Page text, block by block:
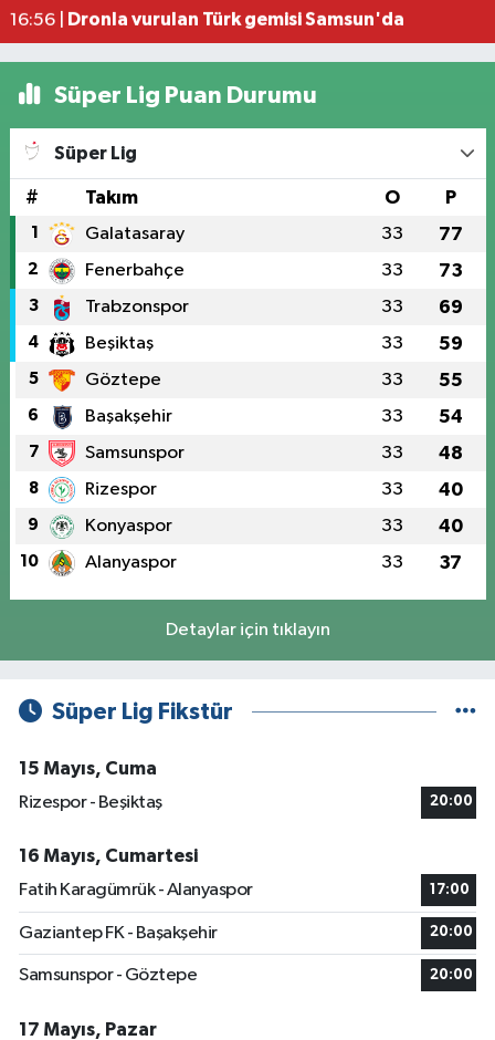
16:56 | Dronla vurulan Türk gemisi Samsun'da
Süper Lig Puan Durumu
Süper Lig
# Takım O P
1 Galatasaray 33 77
2 Fenerbahçe 33 73
3 Trabzonspor 33 69
4 Beşiktaş 33 59
5 Göztepe 33 55
6 Başakşehir 33 54
7 Samsunspor 33 48
8 Rizespor 33 40
9 Konyaspor 33 40
10 Alanyaspor 33 37
Detaylar için tıklayın
Süper Lig Fikstür
15 Mayıs, Cuma
Rizespor - Beşiktaş
20:00
16 Mayıs, Cumartesi
Fatih Karagümrük - Alanyaspor
17:00
Gaziantep FK - Başakşehir 20:00
Samsunspor - Göztepe 20:00
17 Mayıs, Pazar